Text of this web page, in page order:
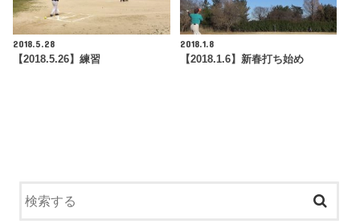
2018.5.28
【2018.5.26】練習
2018.1.8
【2018.1.6】新春打ち始め